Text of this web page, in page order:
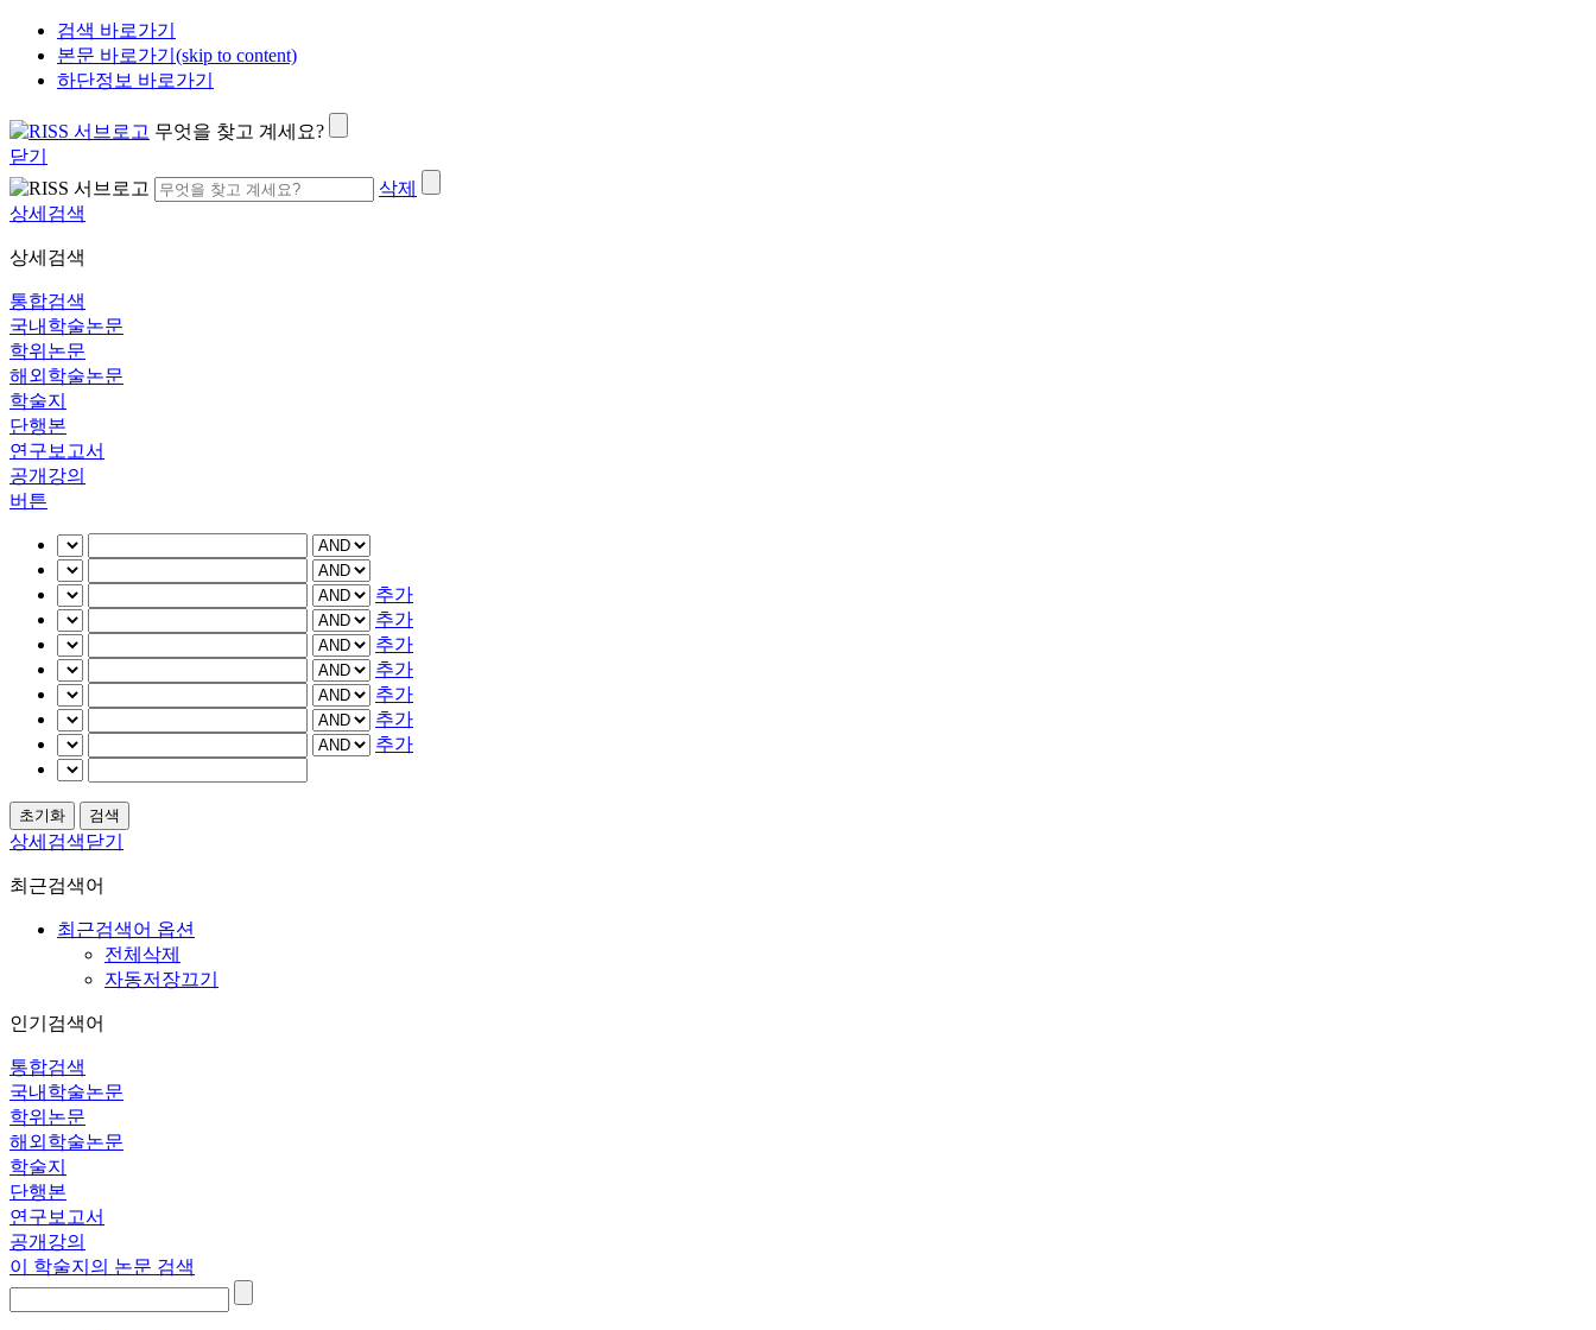
검색 바로가기
본문 바로가기(skip to content)
하단정보 바로가기
무엇을 찾고 계세요?
닫기
삭제
상세검색
상세검색
통합검색
국내학술논문
학위논문
해외학술논문
학술지
단행본
연구보고서
공개강의
버튼
추가
추가
추가
추가
추가
추가
추가
상세검색닫기
최근검색어
최근검색어 옵션
전체삭제
자동저장끄기
인기검색어
통합검색
국내학술논문
학위논문
해외학술논문
학술지
단행본
연구보고서
공개강의
이 학술지의 논문 검색